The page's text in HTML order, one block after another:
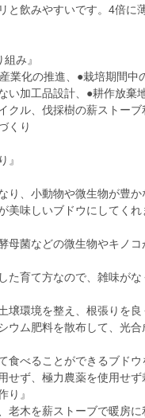
と飲みやすいです。4倍に
み』
業化の推進、●栽培期間
い加工品設計、●耕作放棄
クル、伐採樹の薪ストー
くり
』
り、小動物や微生物が豊か
美味しいブドウにしてくれ
母菌などの微生物やキノ
た育て方なので、雑味がな
壌環境を整え、根張りを
ウム肥料を散布して、光
食べることができるブドウ
せず、極力農薬を使用せず
り』
老木を薪ストーブで暖房